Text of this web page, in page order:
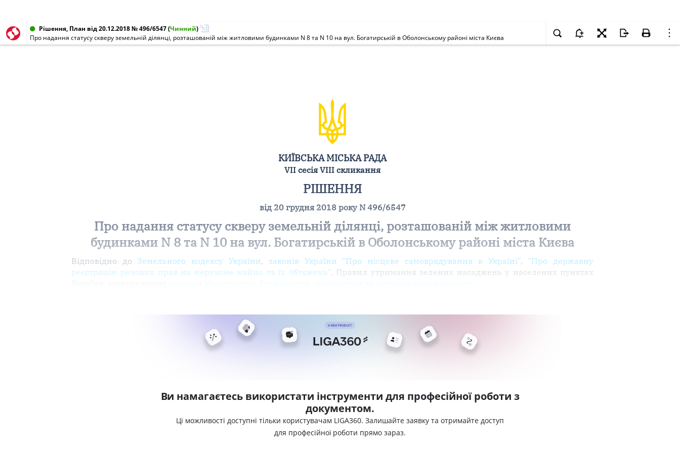
Рішення, План від 20.12.2018 № 496/6547(Чинний)
Про надання статусу скверу земельній ділянці, розташованій між житловими будинками N 8 та N 10 на вул. Богатирській в Оболонському районі міста Києва
КИЇВСЬКА МІСЬКА РАДА
VII сесія VIII скликання
РІШЕННЯ
від 20 грудня 2018 року N 496/6547
Про надання статусу скверу земельній ділянці, розташованій між житловими
будинками N 8 та N 10 на вул. Богатирській в Оболонському районі міста Києва
Відповідно до Земельного кодексу України, законів України "Про місцеве самоврядування в Україні", "Про державну
реєстрацію речових прав на нерухоме майно та їх обтяжень", Правил утримання зелених насаджень у населених пунктах
Ви намагаєтесь використати інструменти для професійної роботи з
документом.
Ці можливості доступні тільки користувачам LIGA360. Залишайте заявку та отримайте доступ
для професійної роботи прямо зараз.